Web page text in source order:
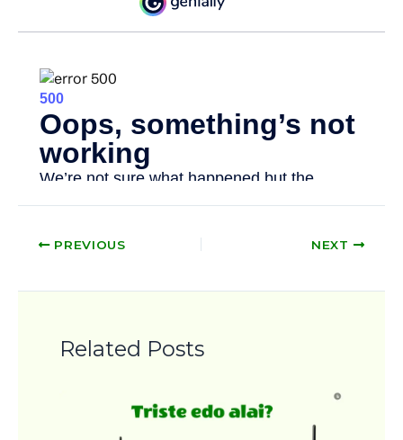
PREVIOUS NEXT
Related Posts